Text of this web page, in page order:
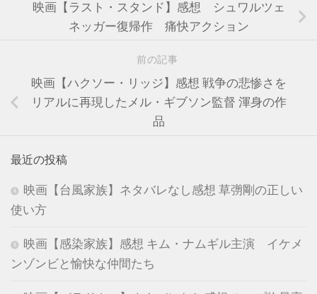
映画【ラスト・スタンド】感想 シュワルツェ
ネッガー復帰作 痛快アクション
前の記事
映画【ハクソー・リッジ】感想 戦争の悲惨さを
リアルに再現したメル・ギブソン監督 渾身の作
品
最近の投稿
映画【台風家族】ネタバレなし感想 草彅剛の正しい
使い方
映画【感染家族】感想 キム・ナムギル主演 イケメ
ンゾンビと愉快な仲間たち